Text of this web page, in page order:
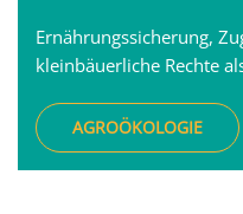
Ernährungssicherung,
kleinbäuerliche Rechte
AGROÖKOLOGIE